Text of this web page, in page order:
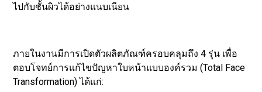
ไปกับชั้นผิวได้อย่างแนบเนียน
ภายในงานมีการเปิดตัวผลิตภัณฑ์ครอบคลุมถึง 4 รุ่น เพื่อ
ตอบโจทย์การแก้ไขปัญหาใบหน้าแบบองค์รวม (Total Face
Transformation) ได้แก่: